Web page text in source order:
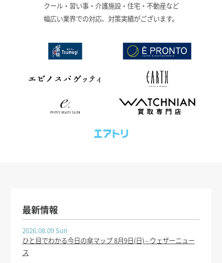
クール・習い事・介護施設・住宅・不動産など
幅広い業界での対応、対策実績がございます。
最新情報
2026.08.09 Sun
ひと目でわかる今日の傘マップ 8月9日(日) - ウェザーニュー
ス